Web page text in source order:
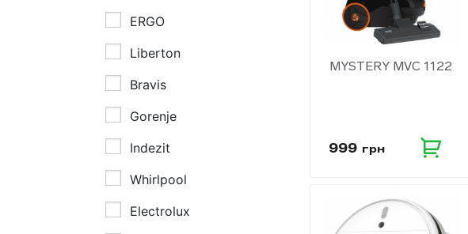
Обогреватели
Тепловентиляторы
ERGO
Liberton
Bravis
Gorenje
Indezit
Whirlpool
Electrolux
MYSTERY MVC 1122
999 грн